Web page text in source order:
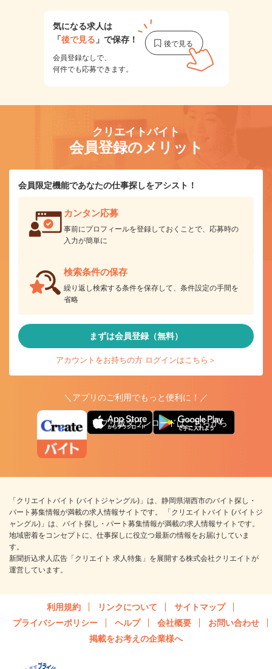
気になる求人は
「後で見る 」で保存！
会員登録なしで、
何件でも応募できます。
クリエイトバイト
会員登録のメリット
会員限定機能であなたの仕事探しをアシスト！
カンタン応募
事前にプロフィールを登録しておくことで、応募時の
入力が簡単に
検索条件の保存
繰り返し検索する条件を保存して、条件設定の手間を
省略
まずは会員登録（無料）
アカウントをお持ちの方 ログインはこちら＞
＼アプリのご利用でもっと便利に！／
アプリ版ダウンロードはこちらから
「クリエイトバイト (バイトジャングル)」は、静岡県湖西市のバイト探し・
パート募集情報が満載の求人情報サイトです。 「クリエイトバイト (バイトジ
ャングル)」は、バイト探し・パート募集情報が満載の求人情報サイトです。
地域密着をコンセプトに、仕事探しに役立つ最新の情報をお届けしていま
す。
新聞折込求人広告「クリエイト 求人特集」を展開する株式会社クリエイトが
運営しています。
利用規約 リンクについて
サイトマップ
プライバシーポリシー
ヘルプ 会社概要
お問い合わせ
掲載をお考えの企業様へ